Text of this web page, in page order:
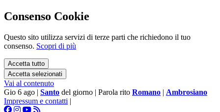
Consenso Cookie
Questo sito utilizza servizi di terze parti che richiedono il tuo
consenso. Scopri di più
Accetta tutto
Accetta selezionati
Vai al contenuto
Gio 6 ago | Santo del giorno | Parola rito Romano | Ambrosiano
Impressum e contatti |